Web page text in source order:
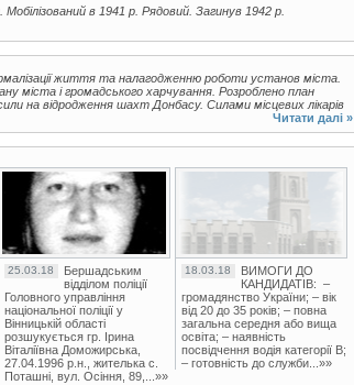
Мобілізований в 1941 р. Рядовий. Загинув 1942 р.
життя та налагодженню роботи установ міста.
міста і громадського харчування. Розроблено план
на відродження шахт Донбасу. Силами місцевих лікарів
Читати далі »
25.03.18
Бершадським
відділом поліції
Головного управління
національної поліції у
Вінницькій області
розшукується гр. Ірина
Віталіївна Доможирська,
27.04.1996 р.н., жителька с.
Поташні, вул. Осіння, 89,...»»
18.03.18
ВИМОГИ ДО
КАНДИДАТІВ: –
громадянство України; – вік
від 20 до 35 років; – повна
загальна середня або вища
освіта; – наявність
посвідчення водія категорії В;
– готовність до служби...»»